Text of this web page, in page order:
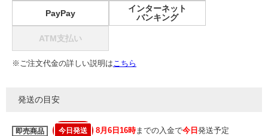
PayPay
インターネット
バンキング
ATM支払い
※ご注文代金の詳しい説明はこちら
発送の目安
即売商品 今日発送 8月6日16時までの入金で今日 発送予定